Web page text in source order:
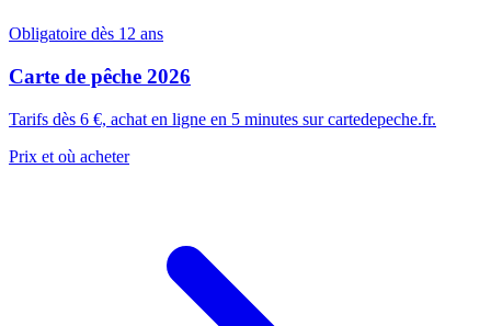
Obligatoire dès 12 ans
Carte de pêche 2026
Tarifs dès 6 €, achat en ligne en 5 minutes sur cartedepeche.fr.
Prix et où acheter